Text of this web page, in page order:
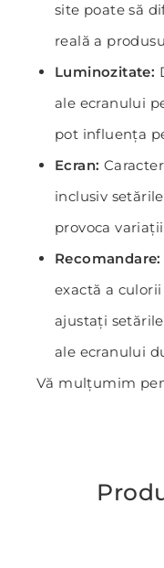
site poate să
reală a
Luminozitate:
ale ecranului
pot influența
Ecran:
inclusiv
provoca
Recomandare:
exactă a
ajustați
ale ecranului
Vă mulțumim